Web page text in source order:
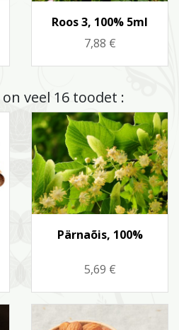
Kiirvaade
Roos 3, 100% 5ml
Hind
7,88 €
veel 16 toodet :
Kiirvaade
Pärnaõis, 100%
Hind
5,69 €